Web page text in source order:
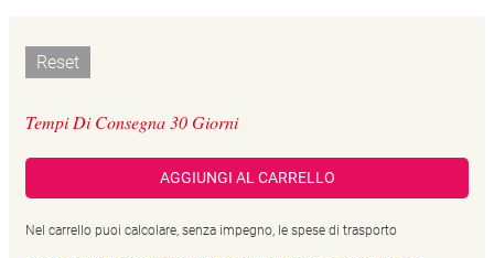
Reset
Tempi Di Consegna 30 Giorni
AGGIUNGI AL CARRELLO
Nel carrello puoi calcolare, senza impegno, le spese di trasporto